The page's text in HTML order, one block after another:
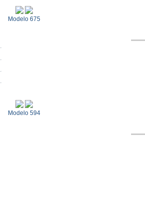
Modelo 675
Modelo 594